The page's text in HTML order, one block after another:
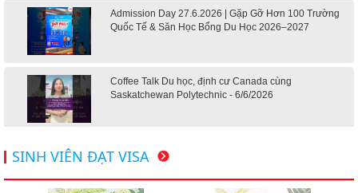
Admission Day 27.6.2026 | Gặp Gỡ Hơn 100 Trường
Quốc Tế & Săn Học Bổng Du Học 2026–2027
Coffee Talk Du học, định cư Canada cùng
Saskatchewan Polytechnic - 6/6/2026
Hội thảo du học Mỹ 18.4.2026 - Đại học Mỹ học phí
dưới 20k/ năm
SINH VIÊN ĐẠT VISA